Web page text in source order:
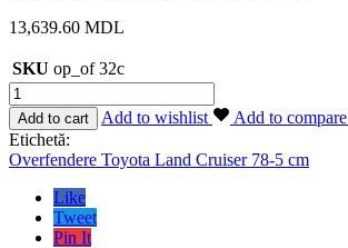
13,639.60 MDL
SKU op_of 32c
Cantitate
Overfendere
Toyota
Land
Cruiser
Add to cart Add to wishlist
Add to compare
Etichetă:
Overfendere Toyota Land Cruiser 78-5 cm
Like
Tweet
Pin It